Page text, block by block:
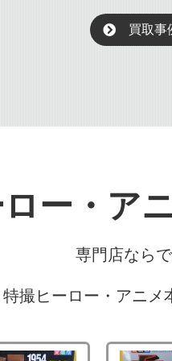
買取事
ー・ア
専門店なら
特撮ヒーロー・アニメ